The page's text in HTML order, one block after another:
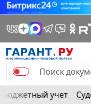
Бюджетный учет